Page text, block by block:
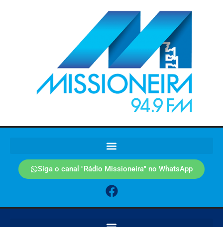
Siga o canal "Rádio Missioneira" no WhatsApp